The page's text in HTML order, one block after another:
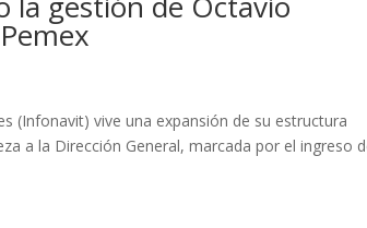
(Infonavit) vive una expansión de su estructura
a la Dirección General, marcada por el ingreso